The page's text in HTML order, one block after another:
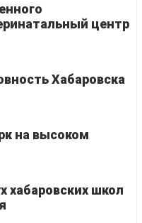
центр
Хабаровска
на высоком
хабаровских школ